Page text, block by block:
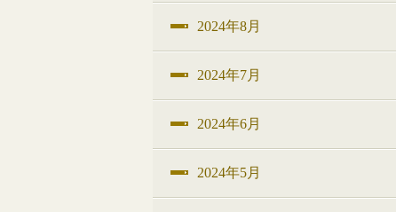
2024年8月
2024年7月
2024年6月
2024年5月